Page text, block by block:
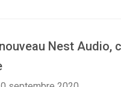
Nest Audio,